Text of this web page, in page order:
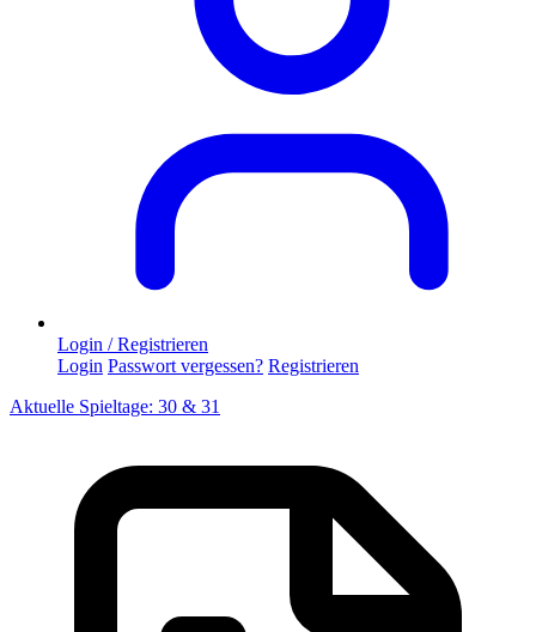
Login / Registrieren
Login Passwort vergessen? Registrieren
Aktuelle Spieltage: 30 & 31